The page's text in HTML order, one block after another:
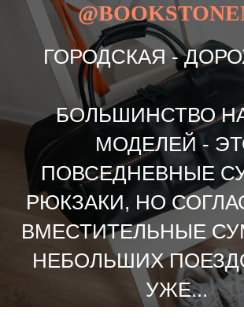
ГОРОДСКАЯ -
БОЛЬШИНСТВО
МОДЕЛЕЙ -
ПОВСЕДНЕВНЫЕ
РЮКЗАКИ, НО
ВМЕСТИТЕЛЬНЫЕ
НЕБОЛЬШИХ
УЖЕ...